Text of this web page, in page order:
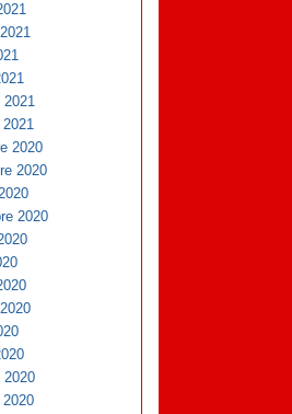
2021
2021
2020
2020
2020
2020
2020